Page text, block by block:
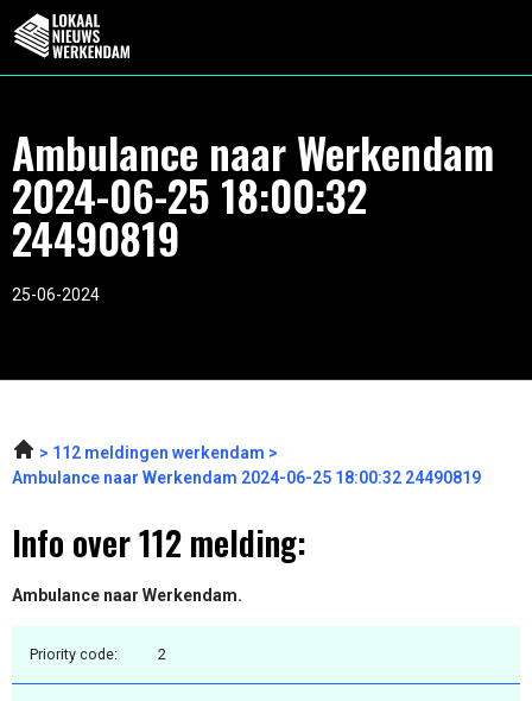
Ambulance naar Werkendam
2024-06-25 18:00:32
24490819
25-06-2024
112 meldingen werkendam
Ambulance naar Werkendam 2024-06-25 18:00:32 24490819
Info over 112 melding:
Ambulance naar Werkendam.
Priority code: 2